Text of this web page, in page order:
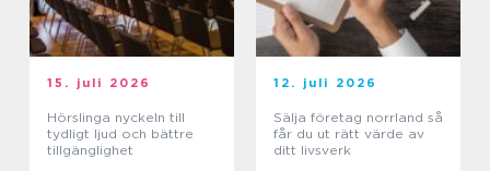
15. juli 2026
Hörslinga nyckeln till
tydligt ljud och bättre
tillgänglighet
12. juli 2026
Sälja företag norrland så
får du ut rätt värde av
ditt livsverk